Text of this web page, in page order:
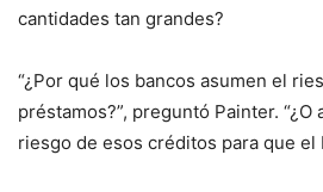
cantidades tan grandes?
“¿Por qué los bancos asumen el
préstamos?”, preguntó Painter.
riesgo de esos créditos para que el